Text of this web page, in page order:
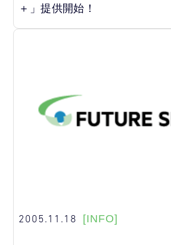
＋」提供開始！
2005.11.18 [INFO]